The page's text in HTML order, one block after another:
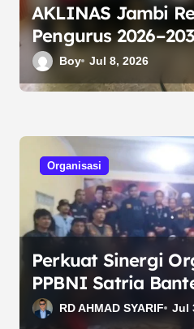
AKLINAS Jambi
Pengurus
Terpilih sebagai
Boy Jul 8, 2026
Organisasi
Perkuat Sinergi
PPBNI Satria
Bekasi Silaturahmi
RD AHMAD SYARIF Jul